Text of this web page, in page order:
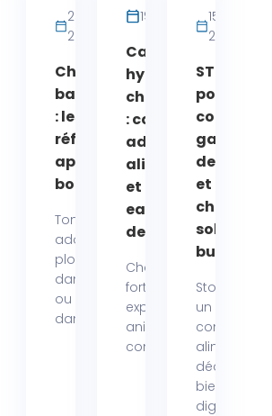
chien
25 juillet
2026
Chien &
baignades
: les bons
réflexes
après un
bon bain !
Ton chien
adore
plonger
dans la mer
ou barboter
dans...
Santé
19 juillet 2026
Canicule et
hydratation
chien et chat
: comment
adapter
alimentation
et apport en
eau au-delà
de 35°C
Chaque été, les
fortes chaleurs
exposent nos
animaux de
compagnie...
15 juillet
2026
STOMEK®
pour le
confort
gastrique
des chiens
et des
chats en
solution
buvable
Stomek®, est
un
complément
alimentaire
dédié au
bien-être
digestif des...